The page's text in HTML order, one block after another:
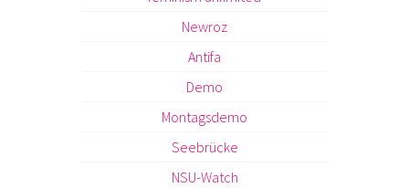
Newroz
Antifa
Demo
Montagsdemo
Seebrücke
NSU-Watch